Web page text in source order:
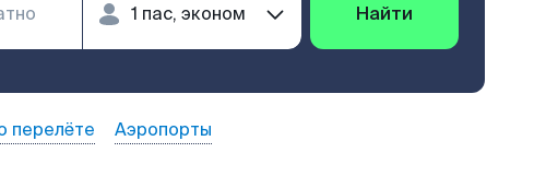
Найти
перелёте Аэропорты